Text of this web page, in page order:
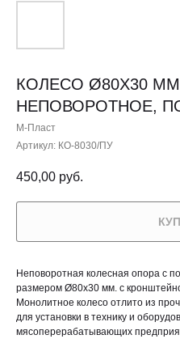
КОЛЕСО Ø80Х30
НЕПОВОРОТНОЕ,
М-Пласт
Артикул: КО-8030/ПУ
450,00 руб.
Неповоротная колесная опора с
размером Ø80х30 мм. с
Монолитное колесо отлито из
для установки в технику и
мясоперерабатывающих